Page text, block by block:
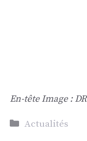
En-tête Image : DR
Catégories
Actualités